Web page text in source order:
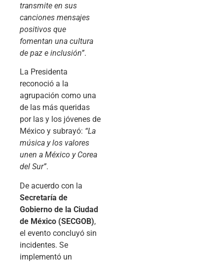
transmite en sus
canciones mensajes
positivos que
fomentan una cultura
de paz e inclusión”.
La Presidenta
reconoció a la
agrupación como una
de las más queridas
por las y los jóvenes de
México y subrayó: “La
música y los valores
unen a México y Corea
del Sur”.
De acuerdo con la
Secretaría de
Gobierno de la Ciudad
de México (SECGOB),
el evento concluyó sin
incidentes. Se
implementó un